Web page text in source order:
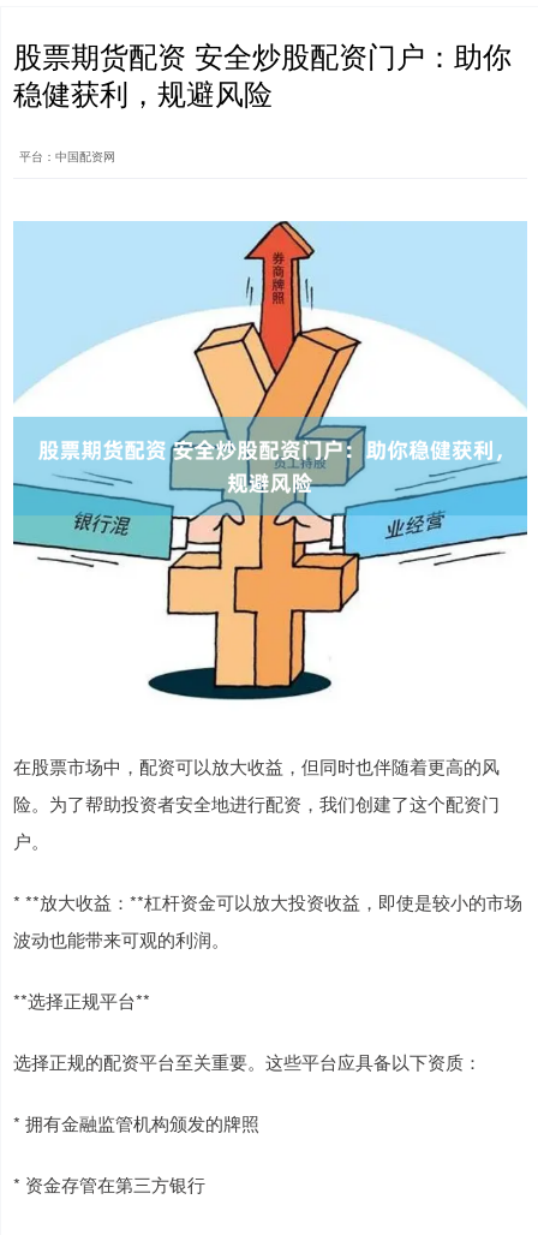
股票期货配资 安全炒股配资门户：助你
稳健获利，规避风险
平台：中国配资网
在股票市场中，配资可以放大收益，但同时也伴随着更高的风
险。为了帮助投资者安全地进行配资，我们创建了这个配资门
户。
* **放大收益：**杠杆资金可以放大投资收益，即使是较小的市场
波动也能带来可观的利润。
**选择正规平台**
选择正规的配资平台至关重要。这些平台应具备以下资质：
* 拥有金融监管机构颁发的牌照
* 资金存管在第三方银行